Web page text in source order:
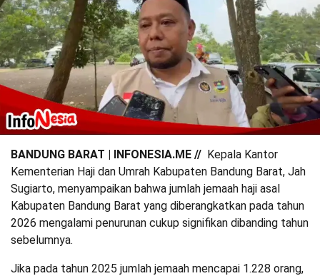
BANDUNG BARAT | INFONESIA.ME // Kepala Kantor
Kementerian Haji dan Umrah Kabupaten Bandung Barat, Jah
Sugiarto, menyampaikan bahwa jumlah jemaah haji asal
Kabupaten Bandung Barat yang diberangkatkan pada tahun
2026 mengalami penurunan cukup signifikan dibanding tahun
sebelumnya.
Jika pada tahun 2025 jumlah jemaah mencapai 1.228 orang,